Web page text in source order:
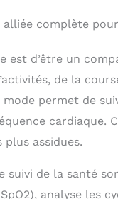
d'autonomie élevée
pouvez avoir une
complète
d’être un
de la
permet de
cardiaque.
assidues.
de la santé
analyse les